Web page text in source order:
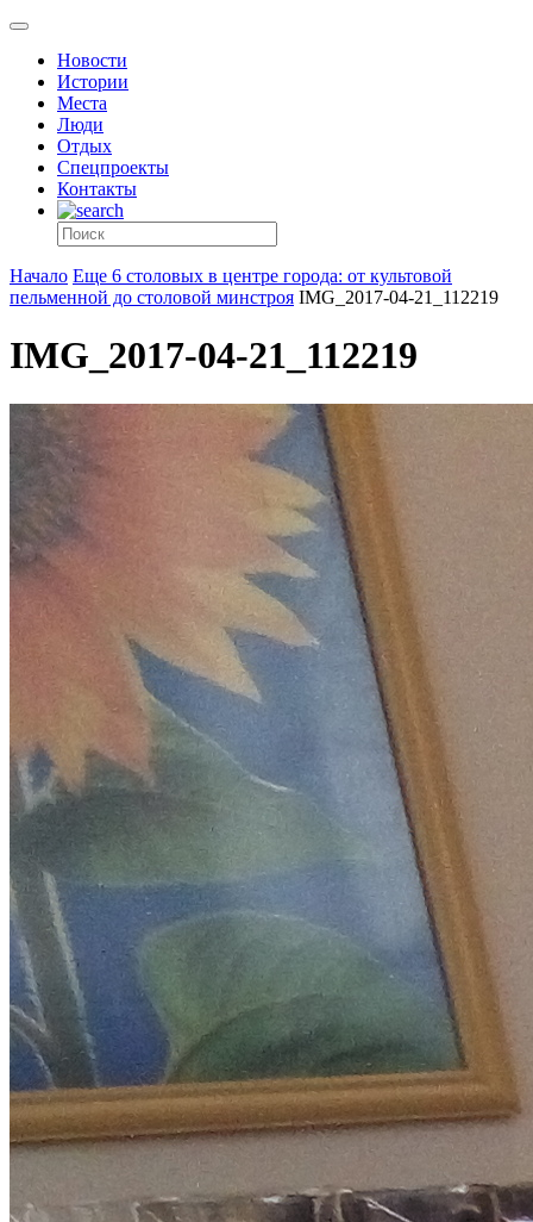
Новости
Истории
Места
Люди
Отдых
Спецпроекты
Контакты
Начало Еще 6 столовых в центре города: от культовой
пельменной до столовой минстроя IMG_2017-04-21_112219
IMG_2017-04-21_112219